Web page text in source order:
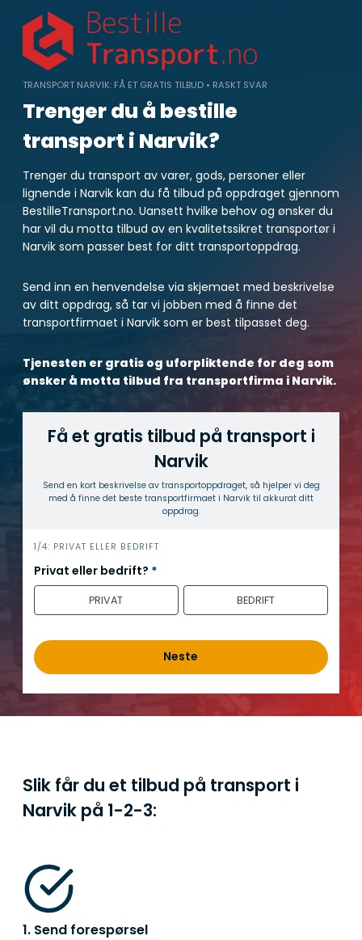
content
TRANSPORT NARVIK: FÅ ET GRATIS TILBUD • RASKT SVAR
Trenger du å bestille
transport i Narvik?
Trenger du transport av varer, gods, personer eller
lignende i Narvik kan du få tilbud på oppdraget gjennom
BestilleTransport.no. Uansett hvilke behov og ønsker du
har vil du motta tilbud av en kvalitetssikret transportør i
Narvik som passer best for ditt transportoppdrag.
Send inn en henvendelse via skjemaet med beskrivelse
av ditt oppdrag, så tar vi jobben med å finne det
transportfirmaet i Narvik som er best tilpasset deg.
Tjenesten er gratis og uforpliktende for deg som
ønsker å motta tilbud fra transportfirma i Narvik.
Få et gratis tilbud på transport i
Narvik
Send en kort beskrivelse av transport­oppdraget, så hjelper vi deg
med å finne det beste transport­firmaet i Narvik til akkurat ditt
oppdrag.
h
e
r
1/4: PRIVAT ELLER BEDRIFT
Privat eller bedrift? *
PRIVAT BEDRIFT
Neste
Slik får du et tilbud på transport i
Narvik på 1-2-3:
1. Send forespørsel